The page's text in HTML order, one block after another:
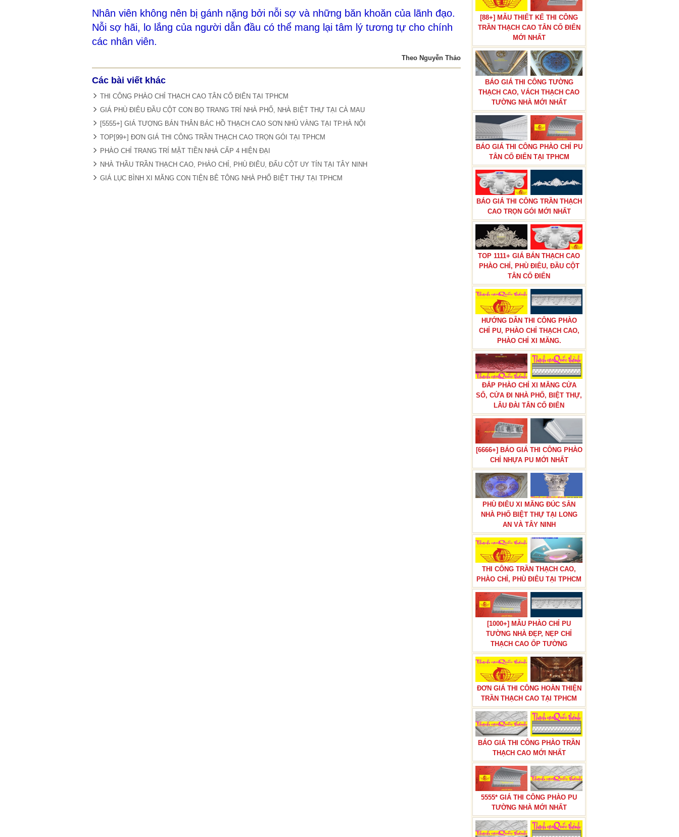
Nhân viên không nên bị gánh nặng bởi nỗi sợ và những băn khoăn của lãnh đạo.
Nỗi sợ hãi, lo lắng của người dẫn đầu có thể mang lại tâm lý tương tự cho chính
các nhân viên.
Theo Nguyễn Thảo
Các bài viết khác
THI CÔNG PHÀO CHỈ THẠCH CAO TÂN CỔ ĐIỂN TẠI TPHCM
GIÁ PHÙ ĐIÊU ĐẦU CỘT CON BỌ TRANG TRÍ NHÀ PHỐ, NHÀ BIỆT THỰ TẠI CÀ MAU
[5555+] GIÁ TƯỢNG BÁN THÂN BÁC HỒ THẠCH CAO SƠN NHỦ VÀNG TẠI TP.HÀ NỘI
TOP[99+] ĐƠN GIÁ THI CÔNG TRẦN THẠCH CAO TRỌN GÓI TẠI TPHCM
PHÀO CHỈ TRANG TRÍ MẶT TIỀN NHÀ CẤP 4 HIỆN ĐẠI
NHÀ THẦU TRẦN THẠCH CAO, PHÀO CHỈ, PHÙ ĐIÊU, ĐẤU CỘT UY TÍN TẠI TÂY NINH
GIÁ LỤC BÌNH XI MĂNG CON TIỆN BÊ TÔNG NHÀ PHỐ BIỆT THỰ TẠI TPHCM
[88+] MẪU THIẾT KẾ THI CÔNG
TRẦN THẠCH CAO TÂN CỔ ĐIỂN
MỚI NHẤT
BÁO GIÁ THI CÔNG TƯỜNG
THẠCH CAO, VÁCH THẠCH CAO
TƯỜNG NHÀ MỚI NHẤT
BÁO GIÁ THI CÔNG PHÀO CHỈ PU
TÂN CỔ ĐIỂN TẠI TPHCM
BÁO GIÁ THI CÔNG TRẦN THẠCH
CAO TRỌN GÓI MỚI NHẤT
TOP 1111+ GIÁ BÁN THẠCH CAO
PHÀO CHỈ, PHÙ ĐIÊU, ĐẦU CỘT
TÂN CỔ ĐIỂN
HƯỚNG DẪN THI CÔNG PHÀO
CHỈ PU, PHÀO CHỈ THẠCH CAO,
PHÀO CHỈ XI MĂNG.
ĐẮP PHÀO CHỈ XI MĂNG CỬA
SỔ, CỬA ĐI NHÀ PHỐ, BIỆT THỰ,
LÂU ĐÀI TÂN CỔ ĐIỂN
[6666+] BÁO GIÁ THI CÔNG PHÀO
CHỈ NHỰA PU MỚI NHẤT
PHÙ ĐIÊU XI MĂNG ĐÚC SẴN
NHÀ PHỐ BIỆT THỰ TẠI LONG
AN VÀ TÂY NINH
THI CÔNG TRẦN THẠCH CAO,
PHÀO CHỈ, PHÙ ĐIÊU TẠI TPHCM
[1000+] MẪU PHÀO CHỈ PU
TƯỜNG NHÀ ĐẸP, NẸP CHỈ
THẠCH CAO ỐP TƯỜNG
ĐƠN GIÁ THI CÔNG HOÀN THIỆN
TRẦN THẠCH CAO TẠI TPHCM
BÁO GIÁ THI CÔNG PHÀO TRẦN
THẠCH CAO MỚI NHẤT
5555* GIÁ THI CÔNG PHÀO PU
TƯỜNG NHÀ MỚI NHẤT
BÁO GIÁ THI CÔNG PHÀO CHỈ
PU TÂN CỔ ĐIỂN TẠI TPHCM
BÁO GIÁ THI CÔNG TRẦN THẠCH
CAO TRỌN GÓI